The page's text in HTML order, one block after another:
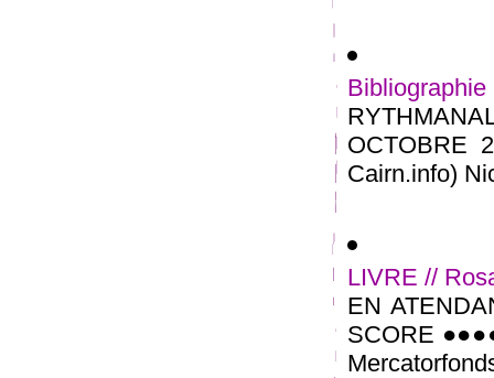
OCTOBRE
Cairn.info)
LIVRE //
EN
SCORE